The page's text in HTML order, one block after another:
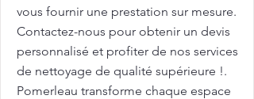
vous fournir une prestation sur mesure.
Contactez-nous pour obtenir un devis
personnalisé et profiter de nos services
de nettoyage de qualité supérieure !.
Pomerleau transforme chaque espace